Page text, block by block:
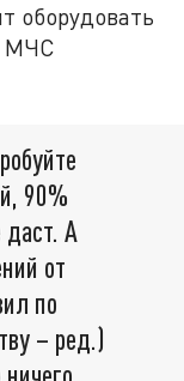
оборудовать
МЧС
90%
А
от
по
– ред.)